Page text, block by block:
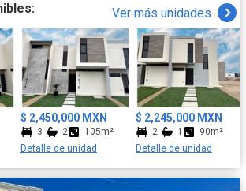
Ver más unidades
$ 2,450,000 MXN
3 2
105m²
Detalle de unidad
$ 2,245,000 MXN
2 1
90m²
Detalle de unidad